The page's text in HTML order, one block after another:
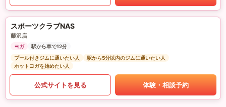
スポーツクラブNAS
藤沢店
ヨガ
駅から車で12分
プール付きジムに通いたい人
駅から5分以内のジムに通いたい人
ホットヨガを始めたい人
公式サイトを見る 体験・相談予約